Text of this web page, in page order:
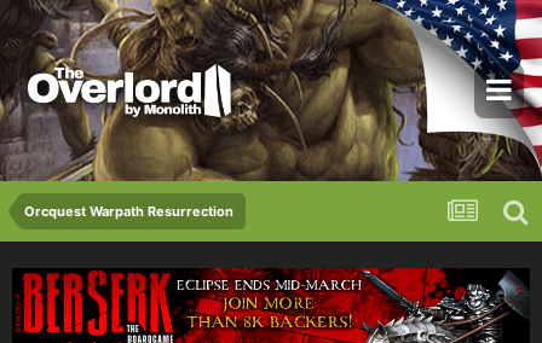
Orcquest Warpath Resurrection